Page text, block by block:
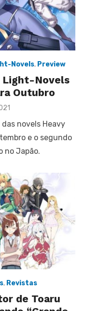
Novels, Preview
Light-Novels
Outubro
novels Heavy
e o segundo
no Japão.
, Revistas
de Toaru